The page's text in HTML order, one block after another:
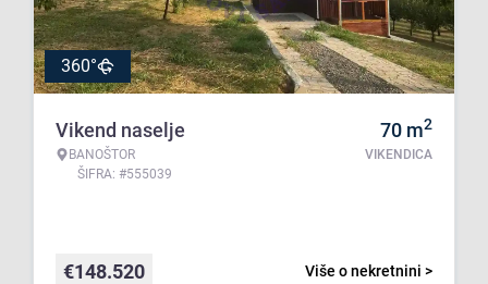
360°
Vikend naselje
BANOŠTOR
ŠIFRA: #555039
70 m2
VIKENDICA
Više o nekretnini >
€148.520